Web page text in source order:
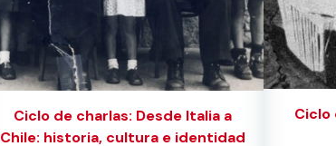
Ciclo de charlas: Desde Italia a
Chile: historia, cultura e identidad
Ciclo